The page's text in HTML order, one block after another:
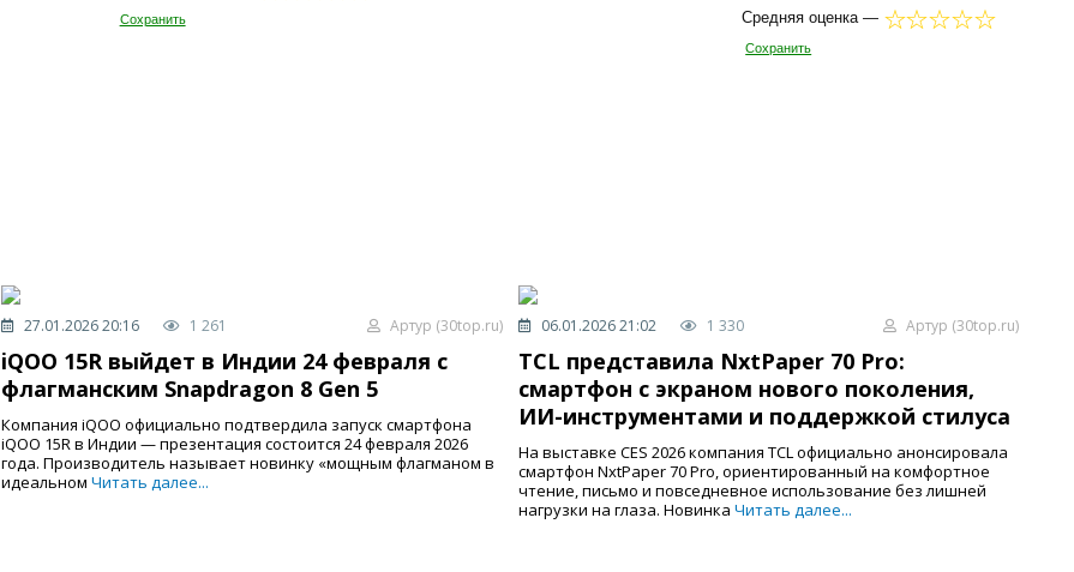
Сохранить Средняя оценка —
Сохранить
27.01.2026 20:16 1 261 Артур (30top.ru)
iQOO 15R выйдет в Индии 24 февраля с
флагманским Snapdragon 8 Gen 5
Компания iQOO официально подтвердила запуск смартфона
iQOO 15R в Индии — презентация состоится 24 февраля 2026
года. Производитель называет новинку «мощным флагманом в
идеальномЧитать далее...
06.01.2026 21:02 1 330 Артур (30top.ru)
TCL представила NxtPaper 70 Pro:
смартфон с экраном нового поколения,
ИИ-инструментами и поддержкой стилуса
На выставке CES 2026 компания TCL официально анонсировала
смартфон NxtPaper 70 Pro, ориентированный на комфортное
чтение, письмо и повседневное использование без лишней
нагрузки на глаза. Новинка Читать далее...